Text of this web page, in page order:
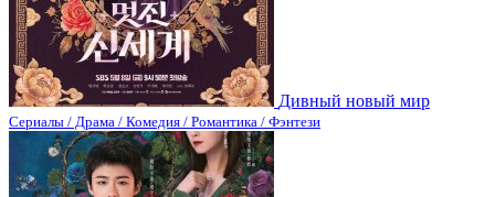
Дивный новый мир
Сериалы / Драма / Комедия / Романтика / Фэнтези